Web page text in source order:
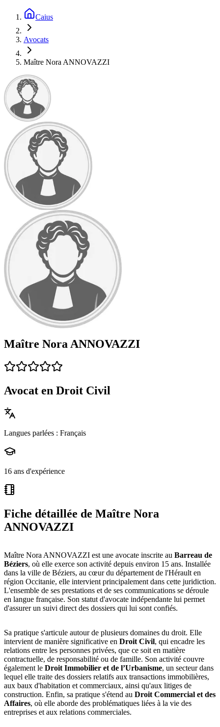
Caius
Avocats
Maître Nora ANNOVAZZI
Maître Nora ANNOVAZZI
Avocat en Droit Civil
Langues parlées : Français
16 ans d'expérience
Fiche détaillée de Maître Nora
ANNOVAZZI
Maître Nora ANNOVAZZI est une avocate inscrite au Barreau de
Béziers, où elle exerce son activité depuis environ 15 ans. Installée
dans la ville de Béziers, au cœur du département de l'Hérault en
région Occitanie, elle intervient principalement dans cette juridiction.
L'ensemble de ses prestations et de ses communications se déroule
en langue française. Son statut d'avocate indépendante lui permet
d'assurer un suivi direct des dossiers qui lui sont confiés.
Sa pratique s'articule autour de plusieurs domaines du droit. Elle
intervient de manière significative en Droit Civil, qui encadre les
relations entre les personnes privées, que ce soit en matière
contractuelle, de responsabilité ou de famille. Son activité couvre
également le Droit Immobilier et de l’Urbanisme, un secteur dans
lequel elle traite des dossiers relatifs aux transactions immobilières,
aux baux d'habitation et commerciaux, ainsi qu'aux litiges de
construction. Enfin, sa pratique s'étend au Droit Commercial et des
Affaires, où elle aborde des problématiques liées à la vie des
entreprises et aux relations commerciales.